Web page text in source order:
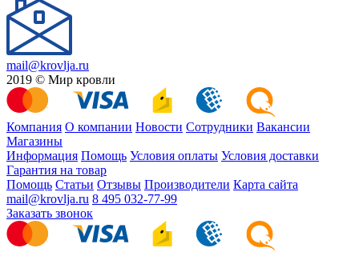
mail@krovlja.ru
2019 © Мир кровли
Компания О компании Новости Сотрудники Вакансии
Магазины
Информация Помощь Условия оплаты Условия доставки
Гарантия на товар
Помощь Статьи Отзывы Производители Карта сайта
mail@krovlja.ru 8 495 032-77-99
Заказать звонок